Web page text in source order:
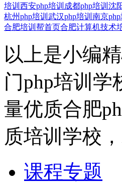
培训 西安php培训 成都php培训 沈
杭州php培训 武汉php培训 南京php
合肥培训帮首页合肥计算机技术
以上是小编
门php培训学
量优质合肥
质培训学校
课程专题